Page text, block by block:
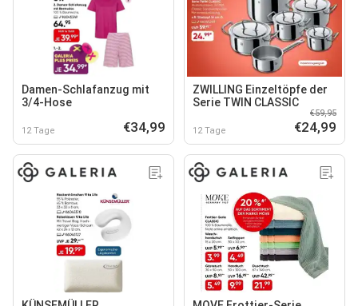
Damen-Schlafanzug mit
3/4-Hose
12 Tage €34,99
ZWILLING Einzeltöpfe der
Serie TWIN CLASSIC
12 Tage
€59,95
€24,99